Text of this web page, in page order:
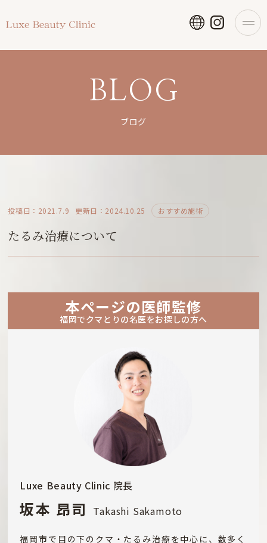
BLOG
ブログ
投稿日：2021.7.9 更新日：2024.10.25 おすすめ施術
たるみ治療について
本ページの医師監修
福岡でクマとりの名医をお探しの方へ
Luxe Beauty Clinic 院長
坂本 昂司 Takashi Sakamoto
福岡市で目の下のクマ・たるみ治療を中心に、数多く